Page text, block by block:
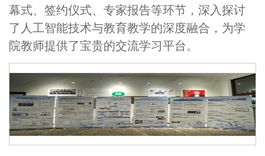
幕式、签约仪式、专家报告等环节，深入探讨
了人工智能技术与教育教学的深度融合，为学
院教师提供了宝贵的交流学习平台。